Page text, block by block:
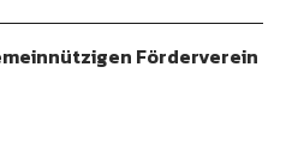
Förderverein